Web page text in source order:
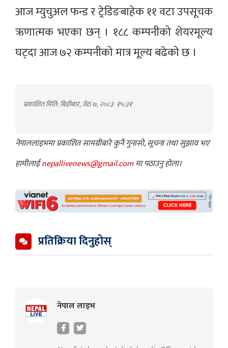
आज म्युचुअल फन्ड र ट्रेडिङबाहेक ११ वटा उपसूचक
ऋणात्मक भएका छन् । १८८ कम्पनीको शेयरमूल्य
घट्दा आज ७२ कम्पनीको मात्र मूल्य बढेको छ ।
प्रकाशित मिति: बिहीबार, जेठ ७, २०८३ १५:३१
नेपाललाइभमा प्रकाशित सामग्रीबारे कुनै गुनासो, सूचना तथा सुझाव भए
हामीलाईnepallivenews@gmail.comमा पठाउनु होला।
प्रतिक्रिया दिनुहोस्
नेपाल लाइभ